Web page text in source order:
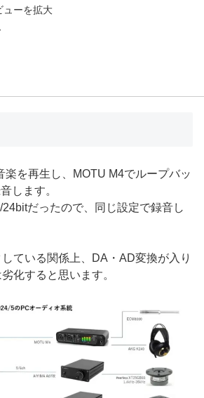
ューを拡大
を再生し、MOTU M4でループバッ
します。
だったので、同じ設定で録音し
ている関係上、DA・AD変換が入り
化すると思います。